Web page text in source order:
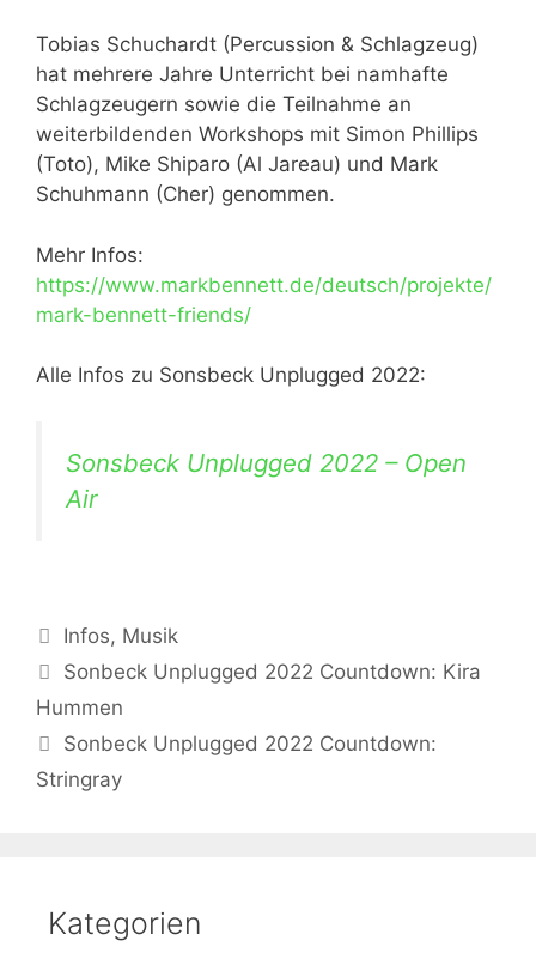
Tobias Schuchardt (Percussion & Schlagzeug)
hat mehrere Jahre Unterricht bei namhafte
Schlagzeugern sowie die Teilnahme an
weiterbildenden Workshops mit Simon Phillips
(Toto), Mike Shiparo (Al Jareau) und Mark
Schuhmann (Cher) genommen.
Mehr Infos:
https://www.markbennett.de/deutsch/projekte/
mark-bennett-friends/
Alle Infos zu Sonsbeck Unplugged 2022:
Sonsbeck Unplugged 2022 – Open
Air
Kategorien
Infos, Musik
Sonbeck Unplugged 2022 Countdown: Kira
Hummen
Sonbeck Unplugged 2022 Countdown:
Stringray
Kategorien